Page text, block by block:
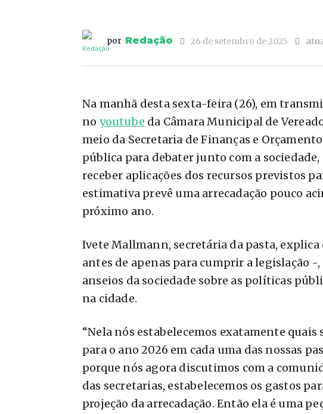
por Redação 26 de setembro de 2025
Na manhã desta sexta-feira (26), em
no youtube da Câmara Municipal de
meio da Secretaria de Finanças e
pública para debater junto com a
receber aplicações dos recursos previstos
estimativa prevê uma arrecadação pouco
próximo ano.
Ivete Mallmann, secretária da pasta,
antes de apenas para cumprir a legislação
anseios da sociedade sobre as políticas
na cidade.
“Nela nós estabelecemos exatamente quais
para o ano 2026 em cada uma das nossas
porque nós agora discutimos com a
das secretarias, estabelecemos os gastos
projeção da arrecadação. Então ela é uma